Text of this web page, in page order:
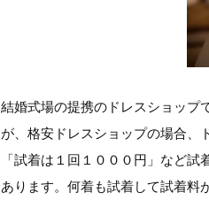
結婚式場の提携のドレスショップ
が、格安ドレスショップの場合、
「試着は１回１０００円」など
あります。何着も試着して試着料